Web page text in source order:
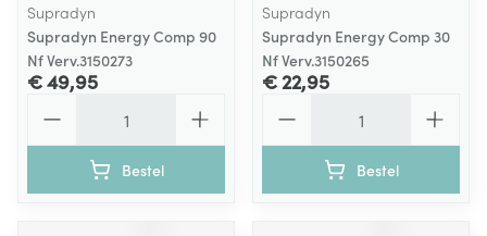
Supradyn
Supradyn Energy Comp 90
Nf Verv.3150273
€ 49,95
Bestel
Supradyn
Supradyn Energy Comp 30
Nf Verv.3150265
€ 22,95
Bestel